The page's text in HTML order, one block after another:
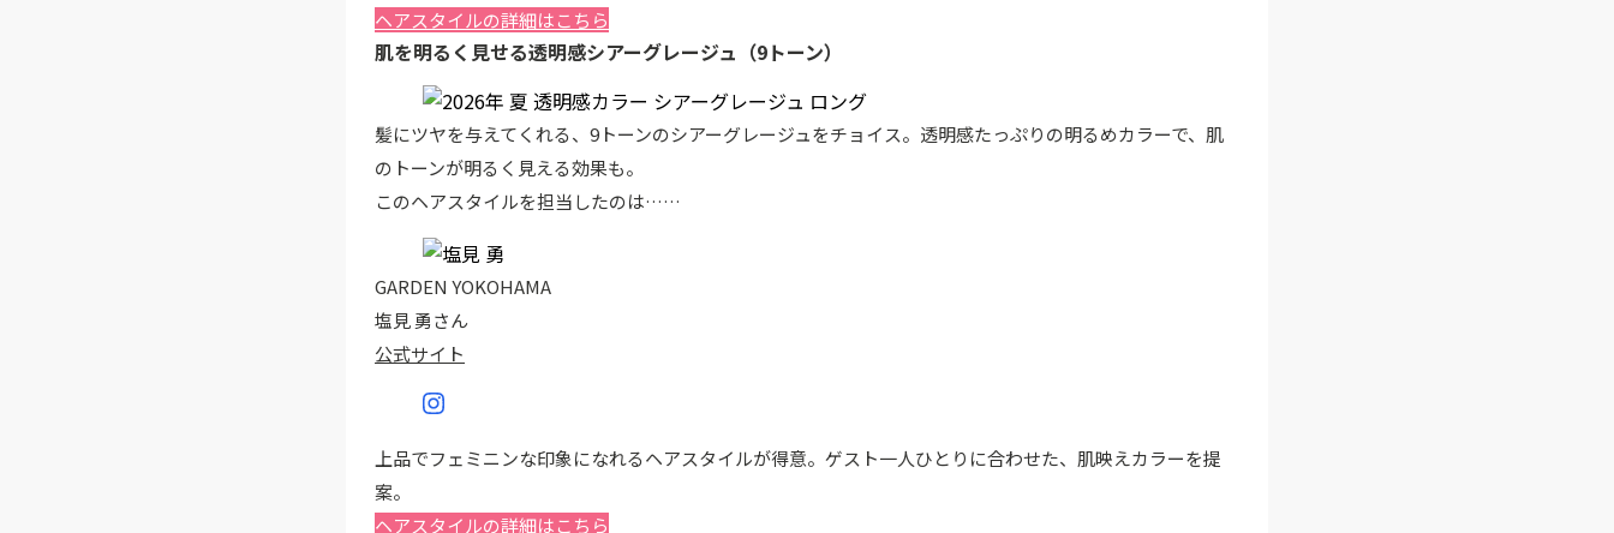
ヘアスタイルの詳細はこちら
肌を明るく見せる透明感シアーグレージュ（9トーン）
髪にツヤを与えてくれる、9トーンのシアーグレージュをチョイス。透明感たっぷりの明るめカラーで、肌
のトーンが明るく見える効果も。
このヘアスタイルを担当したのは……
GARDEN YOKOHAMA
塩見 勇さん
公式サイト
上品でフェミニンな印象になれるヘアスタイルが得意。ゲスト一人ひとりに合わせた、肌映えカラーを提
案。
ヘアスタイルの詳細はこちら